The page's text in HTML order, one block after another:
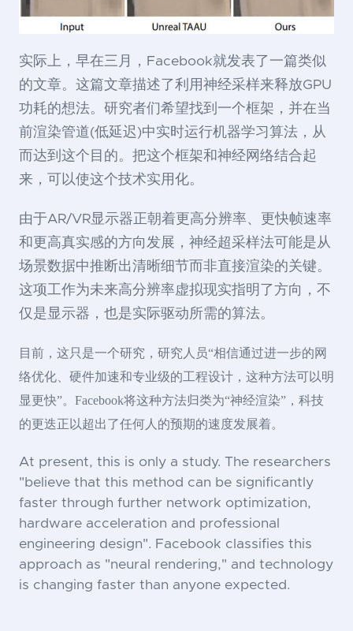
实际上，早在三月，Facebook就发表了一篇类似
的文章。这篇文章描述了利用神经采样来释放GPU
功耗的想法。研究者们希望找到一个框架，并在当
前渲染管道(低延迟)中实时运行机器学习算法，从
而达到这个目的。把这个框架和神经网络结合起
来，可以使这个技术实用化。
由于AR/VR显示器正朝着更高分辨率、更快帧速率
和更高真实感的方向发展，神经超采样法可能是从
场景数据中推断出清晰细节而非直接渲染的关键。
这项工作为未来高分辨率虚拟现实指明了方向，不
仅是显示器，也是实际驱动所需的算法。
目前，这只是一个研究，研究人员“相信通过进一步的网
络优化、硬件加速和专业级的工程设计，这种方法可以明
显更快”。Facebook将这种方法归类为“神经渲染”，科技
的更迭正以超出了任何人的预期的速度发展着。
At present, this is only a study. The researchers
"believe that this method can be significantly
faster through further network optimization,
hardware acceleration and professional
engineering design". Facebook classifies this
approach as "neural rendering," and technology
is changing faster than anyone expected.